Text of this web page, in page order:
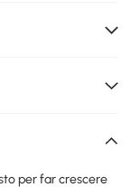
per far crescere